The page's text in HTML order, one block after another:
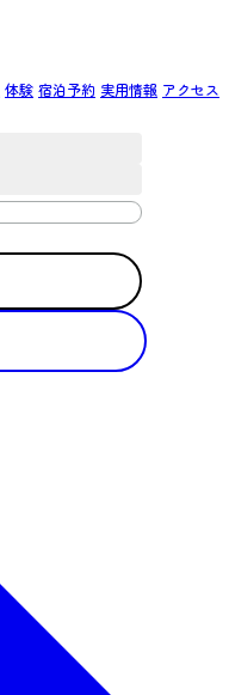
体験 宿泊予約 実用情報 アクセス